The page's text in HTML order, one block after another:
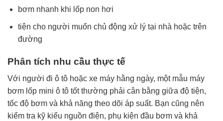
bơm nhanh khi lốp non hơi
tiện cho người muốn chủ động xử lý tại nhà hoặc trên
đường
Phân tích nhu cầu thực tế
Với người đi ô tô hoặc xe máy hằng ngày, một mẫu máy
bơm lốp mini ô tô tốt thường phải cân bằng giữa độ tiện,
tốc độ bơm và khả năng theo dõi áp suất. Bạn cũng nên
kiểm tra kỹ kiểu nguồn điện, phụ kiện đầu bơm và khả